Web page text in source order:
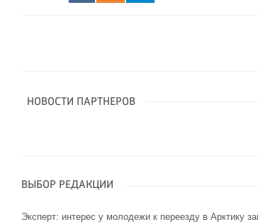
НОВОСТИ ПАРТНЕРОВ
ВЫБОР РЕДАКЦИИ
Эксперт: интерес у молодежи к переезду в Арктику